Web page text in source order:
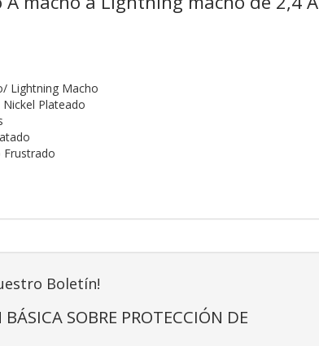
Lightning Macho
Nickel Plateado
Frustrado
Boletín!
SOBRE PROTECCIÓN DE